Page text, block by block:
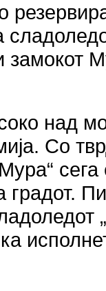
замокот
над
Со
градот.